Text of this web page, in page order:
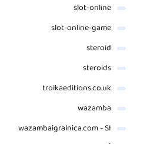
slot-online
slot-online-game
steroid
steroids
troikaeditions.co.uk
wazamba
wazambaigralnica.com - SI